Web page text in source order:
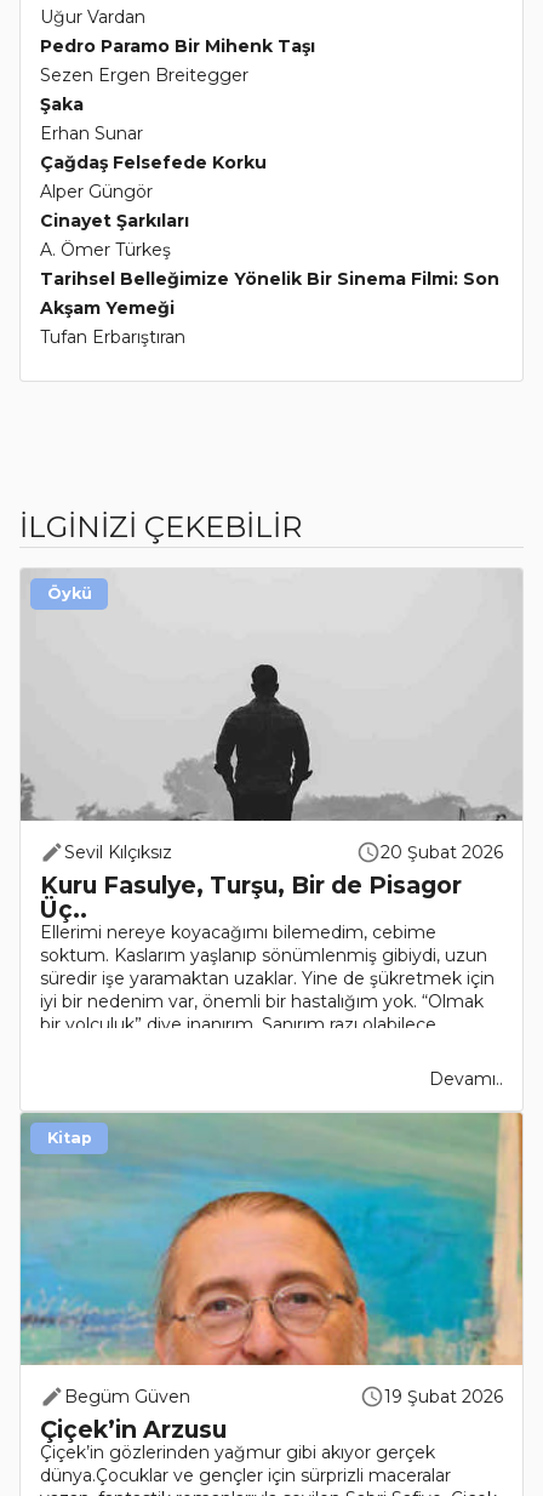
Uğur Vardan
Pedro Paramo Bir Mihenk Taşı
Sezen Ergen Breitegger
Şaka
Erhan Sunar
Çağdaş Felsefede Korku
Alper Güngör
Cinayet Şarkıları
A. Ömer Türkeş
Tarihsel Belleğimize Yönelik Bir Sinema Filmi: Son
Akşam Yemeği
Tufan Erbarıştıran
İLGİNİZİ ÇEKEBİLİR
Sevil Kılçıksız 20 Şubat 2026
Kuru Fasulye, Turşu, Bir de Pisagor
Üç..
Ellerimi nereye koyacağımı bilemedim, cebime
soktum. Kaslarım yaşlanıp sönümlenmiş gibiydi, uzun
süredir işe yaramaktan uzaklar. Yine de şükretmek için
iyi bir nedenim var, önemli bir hastalığım yok. “Olmak
bir yolculuk” diye inanırım. Sanırım razı olabilece..
Devamı..
Öykü
Begüm Güven 19 Şubat 2026
Çiçek’in Arzusu
Çiçek’in gözlerinden yağmur gibi akıyor gerçek
dünya.Çocuklar ve gençler için sürprizli maceralar
Kitap